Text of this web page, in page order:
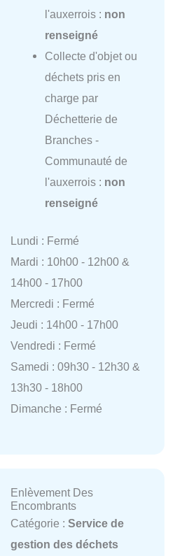
l'auxerrois : non
renseigné
Collecte d'objet ou
déchets pris en
charge par
Déchetterie de
Branches -
Communauté de
l'auxerrois : non
renseigné
Lundi : Fermé
Mardi : 10h00 - 12h00 &
14h00 - 17h00
Mercredi : Fermé
Jeudi : 14h00 - 17h00
Vendredi : Fermé
Samedi : 09h30 - 12h30 &
13h30 - 18h00
Dimanche : Fermé
Enlèvement Des
Encombrants
Catégorie : Service de
gestion des déchets